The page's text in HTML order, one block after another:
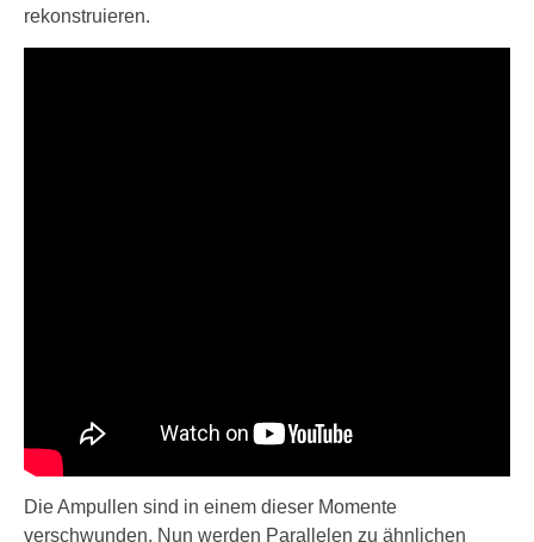
rekonstruieren.
Die Ampullen sind in einem dieser Momente
verschwunden. Nun werden Parallelen zu ähnlichen